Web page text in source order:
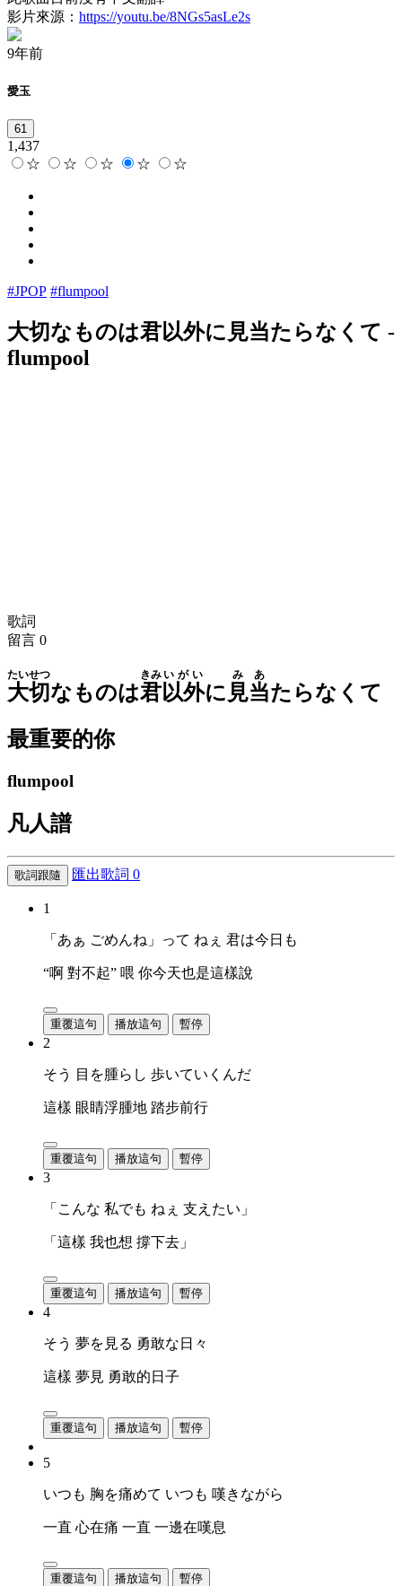
影片來源： https://youtu.be/8NGs5asLe2s
9年前
愛玉
61
1,437
☆
☆ ☆ ☆ ☆
#JPOP #flumpool
大切なものは君以外に見当たらなくて -
flumpool
歌詞
留言 0
大切
たいせつ
なものは君
きみ
以外
いがい
に 見当
みあ
たらなくて
最重要的你
flumpool
凡人譜
歌詞跟隨 匯出歌詞 0
1
「あぁ ごめんね」って ねぇ 君は今日も
“啊 對不起” 喂 你今天也是這樣說
重覆這句 播放這句 暫停
2
そう 目を腫らし 歩いていくんだ
這樣 眼睛浮腫地 踏步前行
重覆這句 播放這句 暫停
3
「こんな 私でも ねぇ 支えたい」
「這樣 我也想 撐下去」
重覆這句 播放這句 暫停
4
そう 夢を見る 勇敢な日々
這樣 夢見 勇敢的日子
重覆這句 播放這句 暫停
5
いつも 胸を痛めて いつも 嘆きながら
一直 心在痛 一直 一邊在嘆息
重覆這句 播放這句 暫停